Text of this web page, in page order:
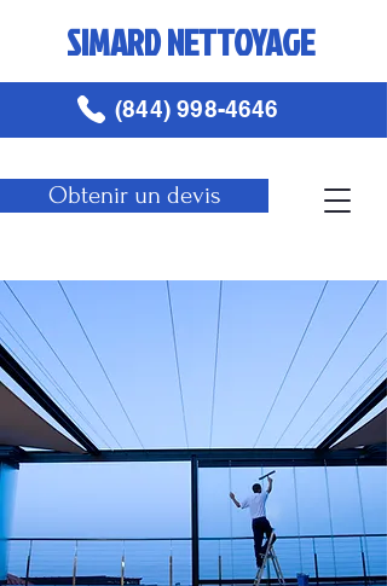
SIMARD NETTOYAGE
Obtenir un devis
(844) 998-4646